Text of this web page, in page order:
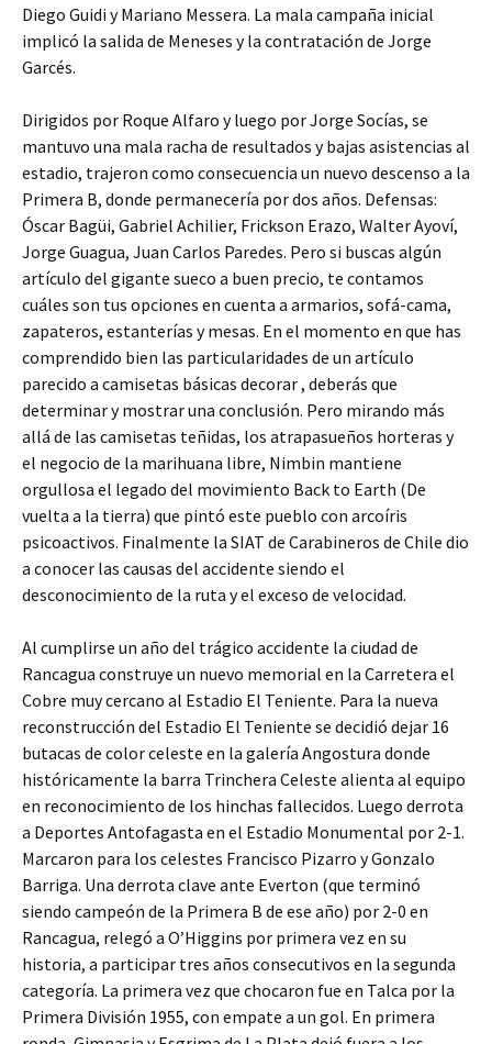
Diego Guidi y Mariano Messera. La mala campaña inicial
implicó la salida de Meneses y la contratación de Jorge
Garcés.
Dirigidos por Roque Alfaro y luego por Jorge Socías, se
mantuvo una mala racha de resultados y bajas asistencias al
estadio, trajeron como consecuencia un nuevo descenso a la
Primera B, donde permanecería por dos años. Defensas:
Óscar Bagüi, Gabriel Achilier, Frickson Erazo, Walter Ayoví,
Jorge Guagua, Juan Carlos Paredes. Pero si buscas algún
artículo del gigante sueco a buen precio, te contamos
cuáles son tus opciones en cuenta a armarios, sofá-cama,
zapateros, estanterías y mesas. En el momento en que has
comprendido bien las particularidades de un artículo
parecido a camisetas básicas decorar , deberás que
determinar y mostrar una conclusión. Pero mirando más
allá de las camisetas teñidas, los atrapasueños horteras y
el negocio de la marihuana libre, Nimbin mantiene
orgullosa el legado del movimiento Back to Earth (De
vuelta a la tierra) que pintó este pueblo con arcoíris
psicoactivos. Finalmente la SIAT de Carabineros de Chile dio
a conocer las causas del accidente siendo el
desconocimiento de la ruta y el exceso de velocidad.
Al cumplirse un año del trágico accidente la ciudad de
Rancagua construye un nuevo memorial en la Carretera el
Cobre muy cercano al Estadio El Teniente. Para la nueva
reconstrucción del Estadio El Teniente se decidió dejar 16
butacas de color celeste en la galería Angostura donde
históricamente la barra Trinchera Celeste alienta al equipo
en reconocimiento de los hinchas fallecidos. Luego derrota
a Deportes Antofagasta en el Estadio Monumental por 2-1.
Marcaron para los celestes Francisco Pizarro y Gonzalo
Barriga. Una derrota clave ante Everton (que terminó
siendo campeón de la Primera B de ese año) por 2-0 en
Rancagua, relegó a O’Higgins por primera vez en su
historia, a participar tres años consecutivos en la segunda
categoría. La primera vez que chocaron fue en Talca por la
Primera División 1955, con empate a un gol. En primera